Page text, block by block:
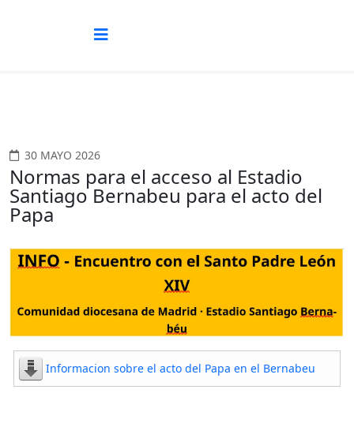
30 MAYO 2026
Normas para el acceso al Estadio
Santiago Bernabeu para el acto del
Papa
Informacion sobre el acto del Papa en el Bernabeu